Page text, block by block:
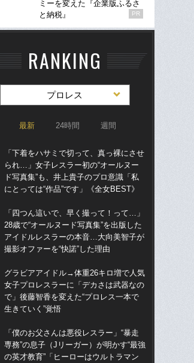
ミーを変えた『企業版ふるさ
と納税』
PR
RANKING
プロレス
最新 24時間 週間
「下着をハサミで切って、真っ裸にさせ
られ…」女子レスラー初の“オールヌー
ド写真集”も、井上貴子のプロ意識「私
にとっては“作品”です」《全女BEST》
「四つん這いで、早く撮って！って…」
28歳で“オールヌード写真集”を出版した
アイドルレスラーの本音…大向美智子が
撮影オファーを“快諾”した理由
グラビアアイドル→体重26キロ増で人気
女子プロレスラーに「デカさは武器なの
で」後藤智香を変えた“プロレス一本で
生きていく”覚悟
「僕のお父さんは悪役レスラー」“暴走
専務”の息子（Jリーガー）が明かす“最強
の英才教育”「ヒーローはウルトラマン